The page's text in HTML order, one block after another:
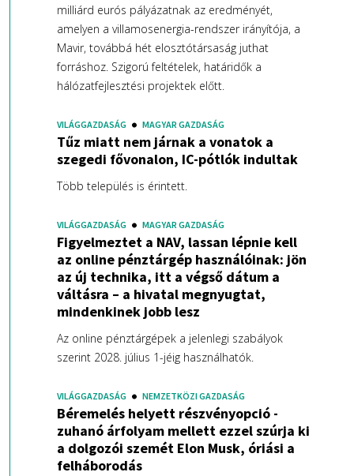
milliárd eurós pályázatnak az eredményét,
amelyen a villamosenergia-rendszer irányítója, a
Mavir, továbbá hét elosztótársaság juthat
forráshoz. Szigorú feltételek, határidők a
hálózatfejlesztési projektek előtt.
VILÁGGAZDASÁG MAGYAR GAZDASÁG
Tűz miatt nem járnak a vonatok a
szegedi fővonalon, IC-pótlók indultak
Több település is érintett.
VILÁGGAZDASÁG MAGYAR GAZDASÁG
Figyelmeztet a NAV, lassan lépnie kell
az online pénztárgép használóinak: jön
az új technika, itt a végső dátum a
váltásra – a hivatal megnyugtat,
mindenkinek jobb lesz
Az online pénztárgépek a jelenlegi szabályok
szerint 2028. július 1-jéig használhatók.
VILÁGGAZDASÁG NEMZETKÖZI GAZDASÁG
Béremelés helyett részvényopció -
zuhanó árfolyam mellett ezzel szúrja ki
a dolgozói szemét Elon Musk, óriási a
felháborodás